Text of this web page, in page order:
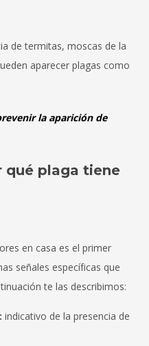
de termitas, moscas de la
aparecer plagas como
la aparición de
qué plaga tiene
en casa es el primer
señales específicas que
te las describimos:
indicativo de la presencia de